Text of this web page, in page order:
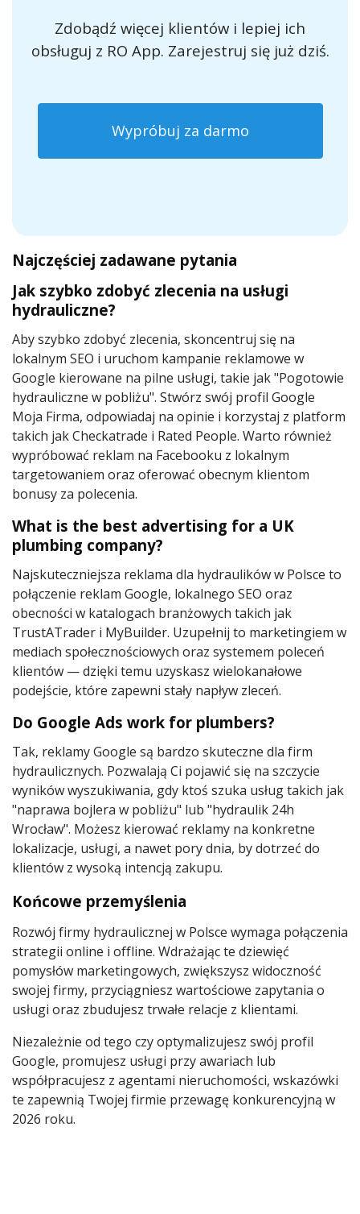
Zdobądź więcej klientów i lepiej ich
obsługuj z RO App. Zarejestruj się już dziś.
Wypróbuj za darmo
Najczęściej zadawane pytania
Jak szybko zdobyć zlecenia na usługi
hydrauliczne?
Aby szybko zdobyć zlecenia, skoncentruj się na
lokalnym SEO i uruchom kampanie reklamowe w
Google kierowane na pilne usługi, takie jak "Pogotowie
hydrauliczne w pobliżu". Stwórz swój profil Google
Moja Firma, odpowiadaj na opinie i korzystaj z platform
takich jak Checkatrade i Rated People. Warto również
wypróbować reklam na Facebooku z lokalnym
targetowaniem oraz oferować obecnym klientom
bonusy za polecenia.
What is the best advertising for a UK
plumbing company?
Najskuteczniejsza reklama dla hydraulików w Polsce to
połączenie reklam Google, lokalnego SEO oraz
obecności w katalogach branżowych takich jak
TrustATrader i MyBuilder. Uzupełnij to marketingiem w
mediach społecznościowych oraz systemem poleceń
klientów — dzięki temu uzyskasz wielokanałowe
podejście, które zapewni stały napływ zleceń.
Do Google Ads work for plumbers?
Tak, reklamy Google są bardzo skuteczne dla firm
hydraulicznych. Pozwalają Ci pojawić się na szczycie
wyników wyszukiwania, gdy ktoś szuka usług takich jak
"naprawa bojlera w pobliżu" lub "hydraulik 24h
Wrocław". Możesz kierować reklamy na konkretne
lokalizacje, usługi, a nawet pory dnia, by dotrzeć do
klientów z wysoką intencją zakupu.
Końcowe przemyślenia
Rozwój firmy hydraulicznej w Polsce wymaga połączenia
strategii online i offline. Wdrażając te dziewięć
pomysłów marketingowych, zwiększysz widoczność
swojej firmy, przyciągniesz wartościowe zapytania o
usługi oraz zbudujesz trwałe relacje z klientami.
Niezależnie od tego czy optymalizujesz swój profil
Google, promujesz usługi przy awariach lub
współpracujesz z agentami nieruchomości, wskazówki
te zapewnią Twojej firmie przewagę konkurencyjną w
2026 roku.